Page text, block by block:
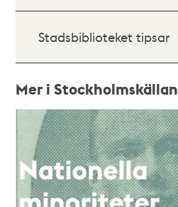
Stadsbiblioteket tipsar
Mer i Stockholmskällan
Relaterade
poster
teman